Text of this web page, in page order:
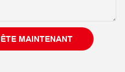
MAINTENANT